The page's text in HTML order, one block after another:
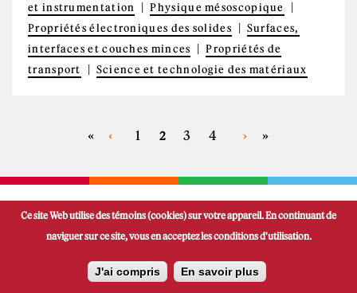
et instrumentation
Physique mésoscopique
Propriétés électroniques des solides
Surfaces,
interfaces et couches minces
Propriétés de
transport
Science et technologie des matériaux
PAGES
« ‹ 1 2 3 4 › »
FUTUR ÉTUDIANT
ZONE ÉTUDIANTE
Ce site Web utilise des témoins (cookies) sur votre appareil. En continuant de
naviguer sur ce site, vous en acceptez les conditions d'utilisation.
J'ai compris En savoir plus